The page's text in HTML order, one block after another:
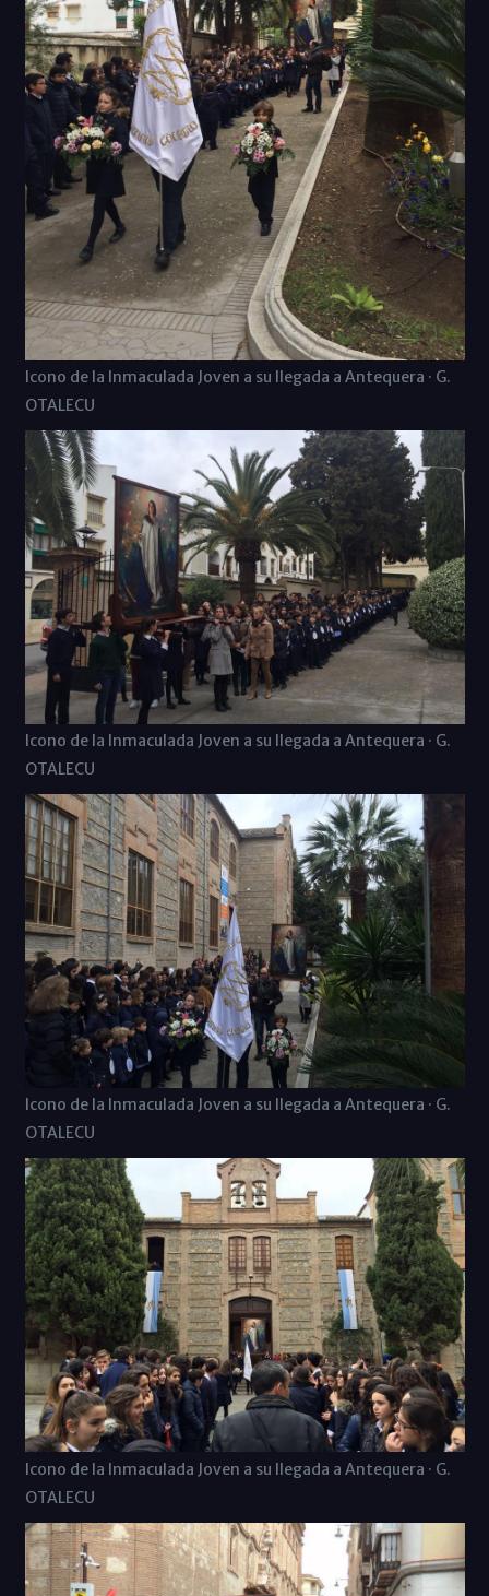
Icono de la Inmaculada Joven a su llegada a Antequera · G.
OTALECU
Icono de la Inmaculada Joven a su llegada a Antequera · G.
OTALECU
Icono de la Inmaculada Joven a su llegada a Antequera · G.
OTALECU
Icono de la Inmaculada Joven a su llegada a Antequera · G.
OTALECU